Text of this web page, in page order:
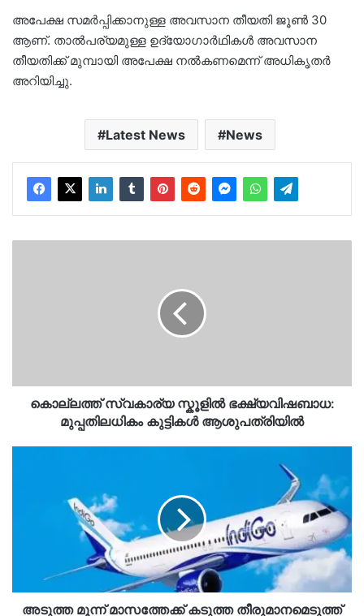
അപേക്ഷ സമർപ്പിക്കാനുള്ള അവസാന തീയതി ജൂൺ 30
ആണ്. താൽപര്യമുള്ള ഉദ്യോഗാർഥികൾ അവസാന
തീയതിക്ക് മുമ്പായി അപേക്ഷ നൽകണമെന്ന് അധികൃതർ
അറിയിച്ചു.
Latest News News
കൊല്ലത്ത് സ്വകാര്യ സ്കൂളിൽ ഭക്ഷ്യവിഷബാധ:
മുപ്പതിലധികം കുട്ടികൾ ആശുപത്രിയിൽ
തീരുമാനമെടുത്ത്
അടുത്ത മൂന്ന് മാസത്തേക്ക് കടുത്ത തീരുമാനമെടുത്ത്